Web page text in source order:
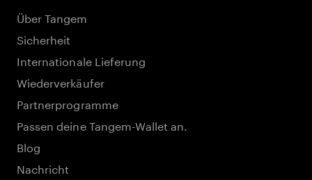
Über Tangem
Sicherheit
Internationale Lieferung
Wiederverkäufer
Partnerprogramme
Passen deine Tangem-Wallet an.
Blog
Nachricht